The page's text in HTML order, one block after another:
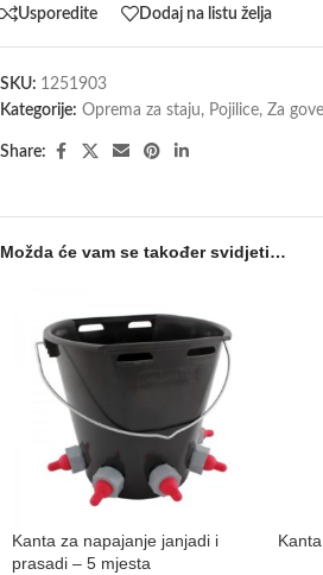
Usporedite Dodaj na listu želja
SKU: 1251903
Kategorije: Oprema za staju, Pojilice, Za
Share:
Možda će vam se također svidjeti…
Kanta za napajanje janjadi i
prasadi – 5 mjesta